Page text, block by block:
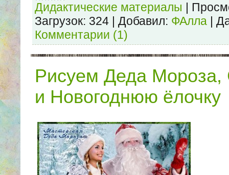
Дидактические материалы |
Загрузок: 324 | Добавил: ФАлла |
Комментарии (1)
Рисуем Деда Мороза,
и Новогоднюю ёлочку